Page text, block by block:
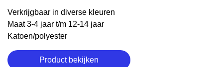
Verkrijgbaar in diverse kleuren
Maat 3-4 jaar t/m 12-14 jaar
Katoen/polyester
Product bekijken